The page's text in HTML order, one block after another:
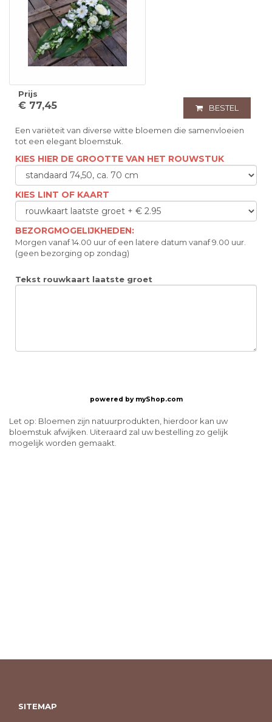
Prijs
€ 77,45 BESTEL
Een variëteit van diverse witte bloemen die samenvloeien
tot een elegant bloemstuk.
KIES HIER DE GROOTTE VAN HET ROUWSTUK
KIES LINT OF KAART
BEZORGMOGELIJKHEDEN:
Morgen vanaf 14.00 uur of een latere datum vanaf 9.00 uur.
(geen bezorging op zondag)
Tekst rouwkaart laatste groet
powered by myShop.com
Let op: Bloemen zijn natuurprodukten, hierdoor kan uw
bloemstuk afwijken. Uiteraard zal uw bestelling zo gelijk
mogelijk worden gemaakt.
SITEMAP